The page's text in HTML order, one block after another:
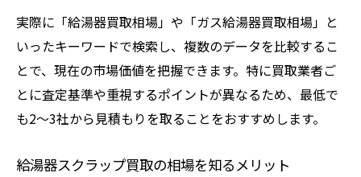
実際に「給湯器買取相場」や「ガス給湯器買取相場」と
いったキーワードで検索し、複数のデータを比較するこ
とで、現在の市場価値を把握できます。特に買取業者ご
とに査定基準や重視するポイントが異なるため、最低で
も2～3社から見積もりを取ることをおすすめします。
給湯器スクラップ買取の相場を知るメリット